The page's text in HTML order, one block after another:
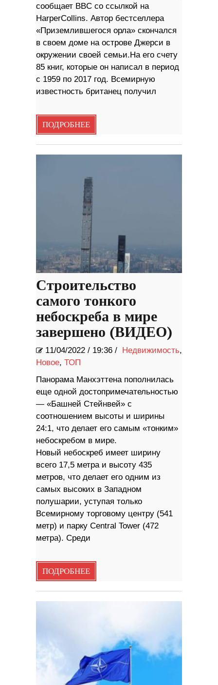
сообщает BBC со ссылкой на
HarperCollins. Автор бестселлера
«Приземлившегося орла» скончался
в своем доме на острове Джерси в
окружении своей семьи.На его счету
85 книг, которые он написал в период
с 1959 по 2017 год. Всемирную
известность британец получил
ПОДРОБНЕЕ
Строительство
самого тонкого
небоскреба в мире
завершено (ВИДЕО)
11/04/2022 / 19:36 / Недвижимость,
Новое, ТОП
Панорама Манхэттена пополнилась
еще одной достопримечательностью
— «Башней Стейнвей» с
соотношением высоты и ширины
24:1, что делает его самым «тонким»
небоскребом в мире.
Новый небоскреб имеет ширину
всего 17,5 метра и высоту 435
метров, что делает его одним из
самых высоких в Западном
полушарии, уступая только
Всемирному торговому центру (541
метр) и парку Central Tower (472
метра). Среди
ПОДРОБНЕЕ